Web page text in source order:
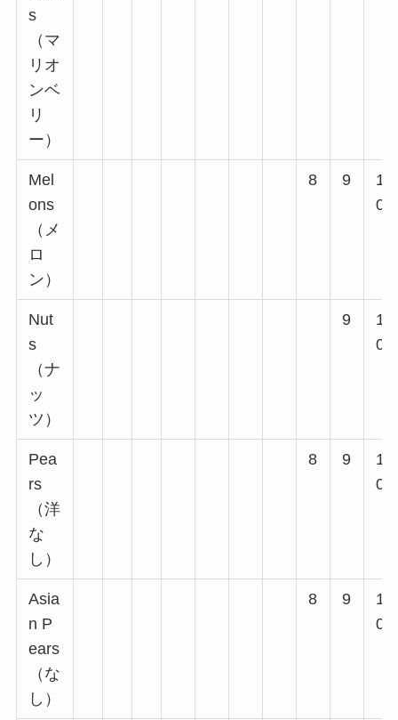
s
（マ
リオ
ンベ
リ
ー）
Mel
ons
（メ
ロ
ン）
8 9
1
0
Nut
s
（ナ
ッ
ツ）
9
1
0
Pea
rs
（洋
な
し）
8 9
1
0
Asia
n P
ears
（な
し）
8 9
1
0